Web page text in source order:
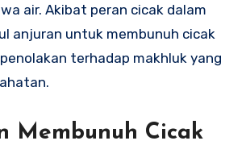
air. Akibat peran cicak dalam
anjuran untuk membunuh cicak
terhadap makhluk yang
Membunuh Cicak